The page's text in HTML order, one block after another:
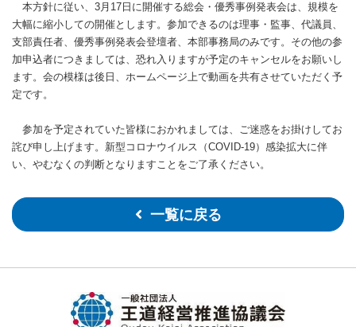
本方針に従い、3月17日に開催する総会・優秀事例発表会は、規模を
大幅に縮小しての開催とします。参加できるのは理事・監事、代議員、
支部責任者、優秀事例発表会登壇者、本部事務局のみです。その他の参
加申込者につきましては、恐れ入りますが予定のキャンセルをお願いし
ます。会の模様は後日、ホームページ上で動画を共有させていただく予
定です。
参加を予定されていた皆様におかれましては、ご迷惑をお掛けしてお
詫び申し上げます。新型コロナウイルス（COVID-19）感染拡大に伴
い、やむなくの判断となりますことをご了承ください。
一覧に戻る